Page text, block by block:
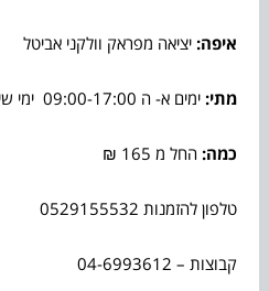
איפה: יציאה מפראק וולקני אביטל
מתי:ימים א- ה 09:00-17:00 ימי שישי 09:00-14:00
כמה: החל מ 165 ₪
טלפון להזמנות 0529155532
קבוצות – 04-6993612